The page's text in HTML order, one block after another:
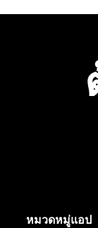
หมวดหมู่แอป